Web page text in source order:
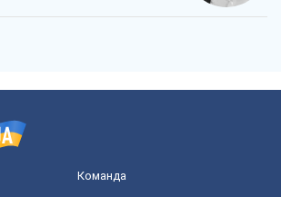
Команда